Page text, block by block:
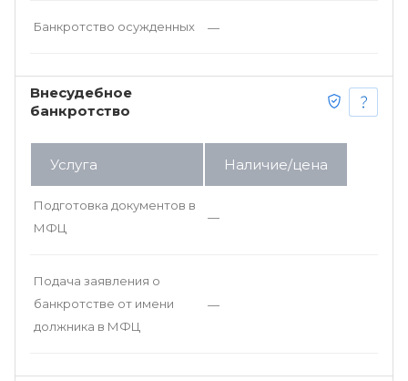
Банкротство осужденных —
Внесудебное
банкротство
Услуга Наличие/цена
Подготовка документов в
МФЦ
—
Подача заявления о
банкротстве от имени
должника в МФЦ
—